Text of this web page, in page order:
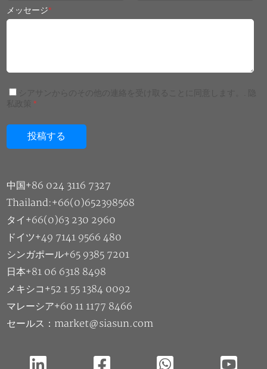
メッセージ*
*
中国+86 024 3116 7327
Thailand:+66(0)652398568
タイ+66(0)63 230 2960
ドイツ+49 7141 9566 480
シンガポール+65 9385 7201
日本+81 06 6318 8498
メキシコ+52 1 55 1384 0092
マレーシア+60 11 1177 8466
セールス：market@siasun.com